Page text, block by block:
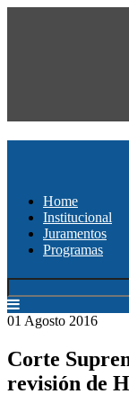
Home
Institucional
Juramentos
Programas
01 Agosto 2016
Corte
revisión de